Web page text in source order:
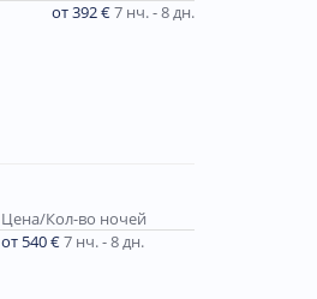
от 392 €7 нч. - 8 дн.
Цена/Кол-во ночей
от 540 €7 нч. - 8 дн.